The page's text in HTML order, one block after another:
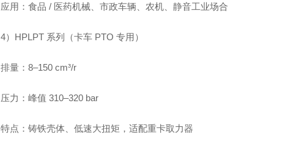
应用：食品 / 医药机械、市政车辆、农机、静音工业场合
4）HPLPT 系列（卡车 PTO 专用）
排量：8–150 cm³/r
压力：峰值 310–320 bar
特点：铸铁壳体、低速大扭矩，适配重卡取力器